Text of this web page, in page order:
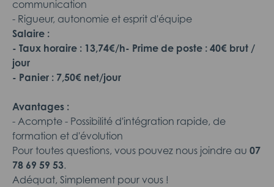
communication
- Rigueur, autonomie et esprit d'équipe
Salaire :
- Taux horaire : 13,74€/h- Prime de poste : 40€ brut /
jour
- Panier : 7,50€ net/jour
Avantages :
- Acompte - Possibilité d'intégration rapide, de
formation et d'évolution
Pour toutes questions, vous pouvez nous joindre au 07
78 69 59 53.
Adéquat, Simplement pour vous !